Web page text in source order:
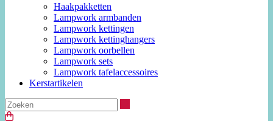
Haakpakketten
Lampwork armbanden
Lampwork kettingen
Lampwork kettinghangers
Lampwork oorbellen
Lampwork sets
Lampwork tafelaccessoires
Kerstartikelen